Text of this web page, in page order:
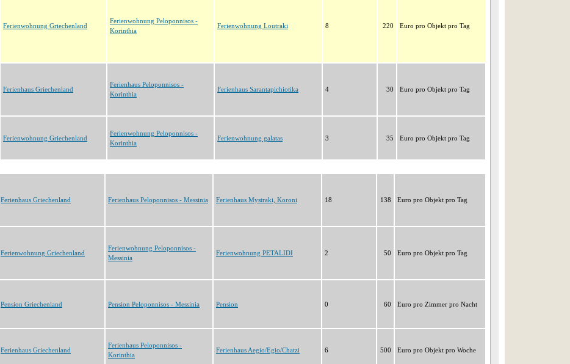
Ferienwohnung Griechenland
Ferienwohnung Peloponnisos -
Korinthia
Ferienwohnung Loutraki 8 220 Euro pro Objekt pro Tag
Ferienhaus Griechenland
Ferienhaus Peloponnisos -
Korinthia
Ferienhaus Sarantapichiotika 4 30 Euro pro Objekt pro Tag
Ferienwohnung Griechenland
Ferienwohnung Peloponnisos -
Korinthia
Ferienwohnung galatas 3 35 Euro pro Objekt pro Tag
Ferienhaus Griechenland Ferienhaus Peloponnisos - Messinia Ferienhaus Mystraki, Koroni 18 138 Euro pro Objekt pro Tag
Ferienwohnung Griechenland
Ferienwohnung Peloponnisos -
Messinia
Ferienwohnung PETALIDI 2 50 Euro pro Objekt pro Tag
Pension Griechenland Pension Peloponnisos - Messinia Pension 0 60 Euro pro Zimmer pro Nacht
Ferienhaus Griechenland
Ferienhaus Peloponnisos -
Korinthia
Ferienhaus Aegio/Egio/Chatzi 6 500 Euro pro Objekt pro Woche